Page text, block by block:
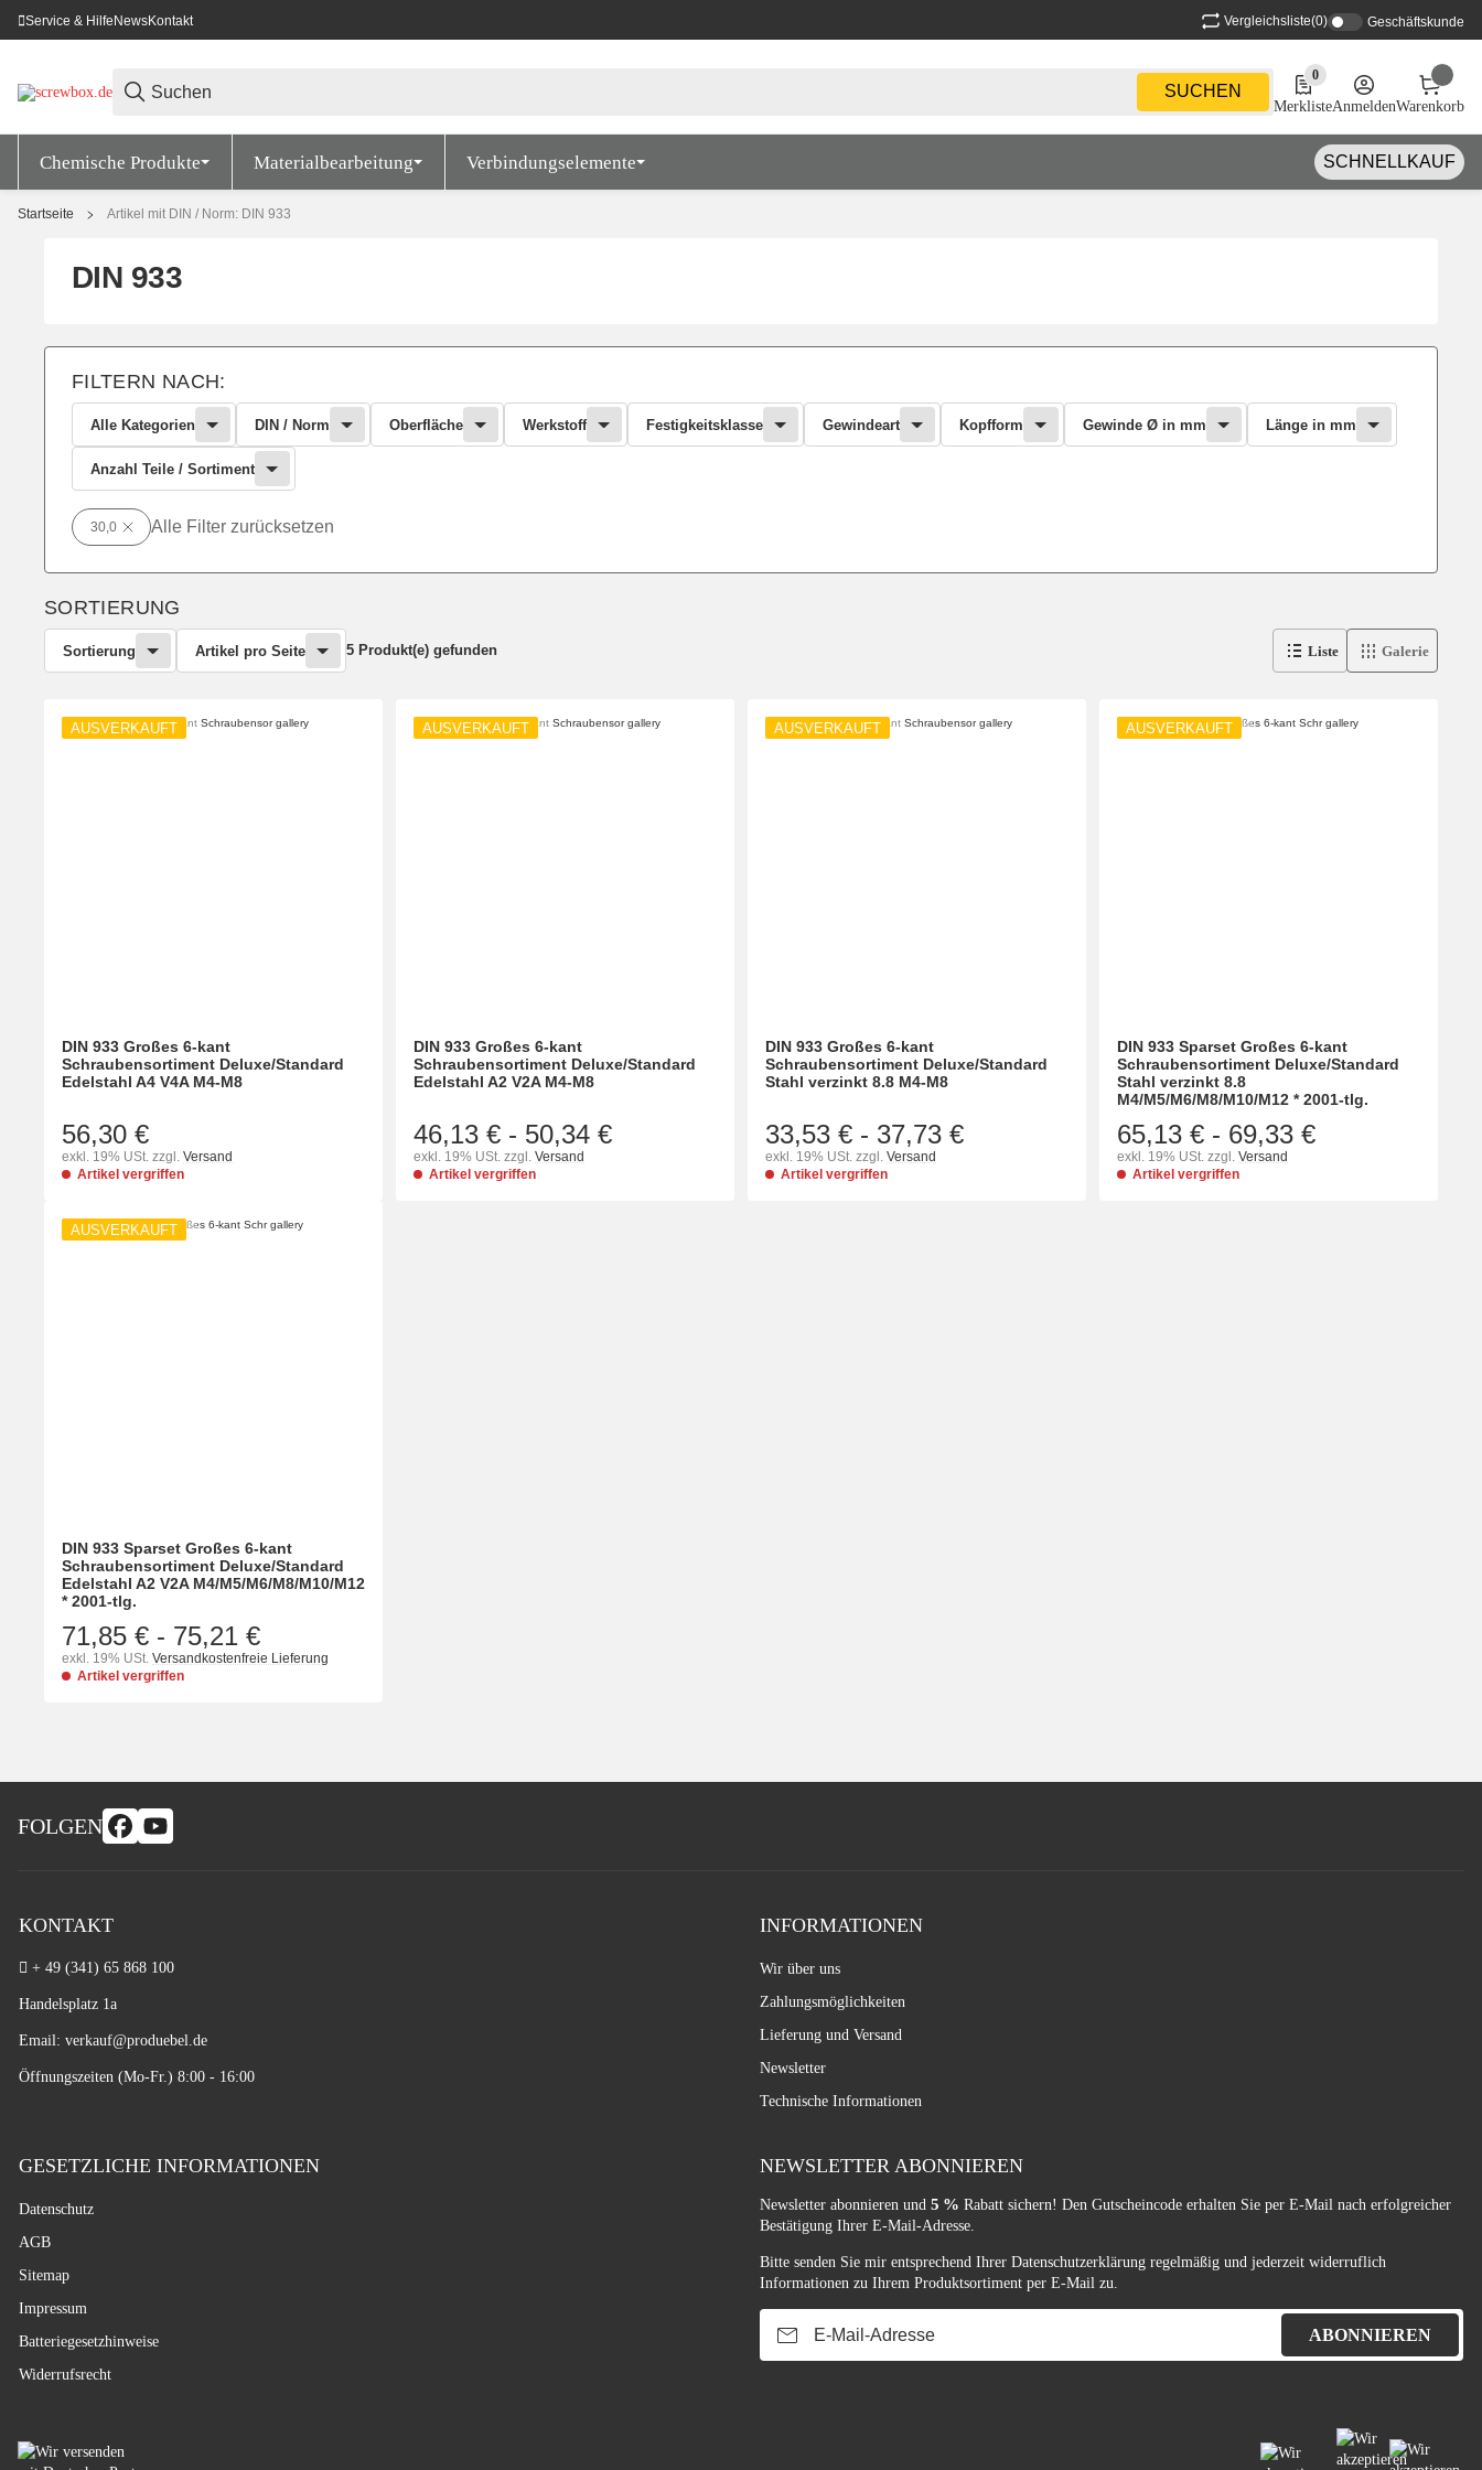
Service & HilfeNewsKontakt Vergleichsliste(0) Geschäftskunde
SUCHEN
0
0 Produkte in der Liste
MerklisteAnmeldenWarenkorb
Chemische Produkte Materialbearbeitung Verbindungselemente SCHNELLKAUF
Startseite Artikel mit DIN / Norm: DIN 933
DIN 933
FILTERN NACH:
Alle Kategorien DIN / Norm Oberfläche Werkstoff Festigkeitsklasse Gewindeart Kopfform Gewinde Ø in mm Länge in mm
Anzahl Teile / Sortiment
30,0 Alle Filter zurücksetzen
SORTIERUNG
Sortierung Artikel pro Seite 5 Produkt(e) gefunden Liste Galerie
AUSVERKAUFT
DIN 933 Großes 6-kant
Schraubensortiment Deluxe/Standard
Edelstahl A4 V4A M4-M8
56,30 €
exkl. 19% USt. zzgl. Versand
Artikel vergriffen
AUSVERKAUFT
DIN 933 Großes 6-kant
Schraubensortiment Deluxe/Standard
Edelstahl A2 V2A M4-M8
46,13 € - 50,34 €
exkl. 19% USt. zzgl. Versand
Artikel vergriffen
AUSVERKAUFT
DIN 933 Großes 6-kant
Schraubensortiment Deluxe/Standard
Stahl verzinkt 8.8 M4-M8
33,53 € - 37,73 €
exkl. 19% USt. zzgl. Versand
Artikel vergriffen
AUSVERKAUFT
DIN 933 Sparset Großes 6-kant
Schraubensortiment Deluxe/Standard
Stahl verzinkt 8.8
M4/M5/M6/M8/M10/M12 * 2001-tlg.
65,13 € - 69,33 €
exkl. 19% USt. zzgl. Versand
Artikel vergriffen
AUSVERKAUFT
DIN 933 Sparset Großes 6-kant
Schraubensortiment Deluxe/Standard
Edelstahl A2 V2A M4/M5/M6/M8/M10/M12
* 2001-tlg.
71,85 € - 75,21 €
exkl. 19% USt. Versandkostenfreie Lieferung
Artikel vergriffen
FOLGEN
KONTAKT
+ 49 (341) 65 868 100
Handelsplatz 1a
Email: verkauf@produebel.de
Öffnungszeiten (Mo-Fr.) 8:00 - 16:00
INFORMATIONEN
Wir über uns
Zahlungsmöglichkeiten
Lieferung und Versand
Newsletter
Technische Informationen
GESETZLICHE INFORMATIONEN
Datenschutz
AGB
Sitemap
Impressum
Batteriegesetzhinweise
Widerrufsrecht
NEWSLETTER ABONNIEREN
Newsletter abonnieren und 5 % Rabatt sichern! Den Gutscheincode erhalten Sie per E-Mail nach erfolgreicher
Bestätigung Ihrer E-Mail-Adresse.
Bitte senden Sie mir entsprechend Ihrer Datenschutzerklärung regelmäßig und jederzeit widerruflich
Informationen zu Ihrem Produktsortiment per E-Mail zu.
ABONNIEREN